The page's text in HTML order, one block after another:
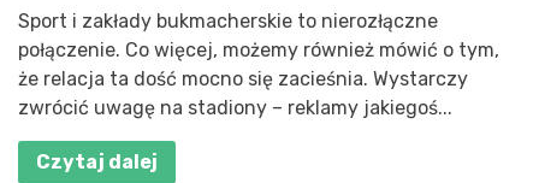
Sport i zakłady bukmacherskie to nierozłączne
połączenie. Co więcej, możemy również mówić o tym,
że relacja ta dość mocno się zacieśnia. Wystarczy
zwrócić uwagę na stadiony – reklamy jakiegoś...
Czytaj dalej